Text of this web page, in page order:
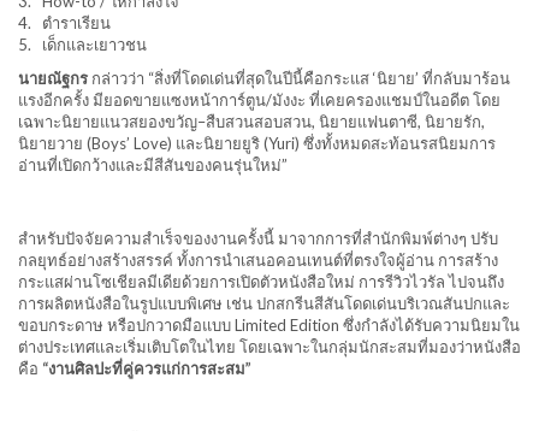
4. ตำราเรียน
5. เด็กและเยาวชน
นายณัฐกร กล่าวว่า “สิ่งที่โดดเด่นที่สุดในปีนี้คือกระแส ‘นิยาย’ ที่กลับมาร้อน
แรงอีกครั้ง มียอดขายแซงหน้าการ์ตูน/มังงะ ที่เคยครองแชมป์ในอดีต โดย
เฉพาะนิยายแนวสยองขวัญ–สืบสวนสอบสวน, นิยายแฟนตาซี, นิยายรัก,
นิยายวาย (Boys’ Love) และนิยายยูริ (Yuri) ซึ่งทั้งหมดสะท้อนรสนิยมการ
อ่านที่เปิดกว้างและมีสีสันของคนรุ่นใหม่”
สำหรับปัจจัยความสำเร็จของงานครั้งนี้ มาจากการที่สำนักพิมพ์ต่างๆ ปรับ
กลยุทธ์อย่างสร้างสรรค์ ทั้งการนำเสนอคอนเทนต์ที่ตรงใจผู้อ่าน การสร้าง
กระแสผ่านโซเชียลมีเดียด้วยการเปิดตัวหนังสือใหม่ การรีวิวไวรัล ไปจนถึง
การผลิตหนังสือในรูปแบบพิเศษ เช่น ปกสกรีนสีสันโดดเด่นบริเวณสันปกและ
ขอบกระดาษ หรือปกวาดมือแบบ Limited Edition ซึ่งกำลังได้รับความนิยมใน
ต่างประเทศและเริ่มเติบโตในไทย โดยเฉพาะในกลุ่มนักสะสมที่มองว่าหนังสือ
คือ “งานศิลปะที่คู่ควรแก่การสะสม”